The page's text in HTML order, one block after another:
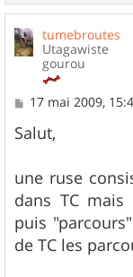
tumebroutes
Utagawiste
gourou
M
s
s
g
e
17 mai 2009,
Salut,
une ruse
dans TC
puis
de TC les